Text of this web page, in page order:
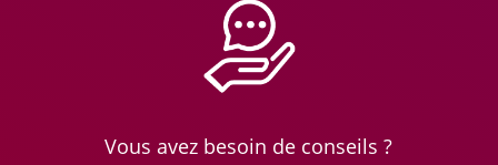
Vous avez besoin de conseils ?